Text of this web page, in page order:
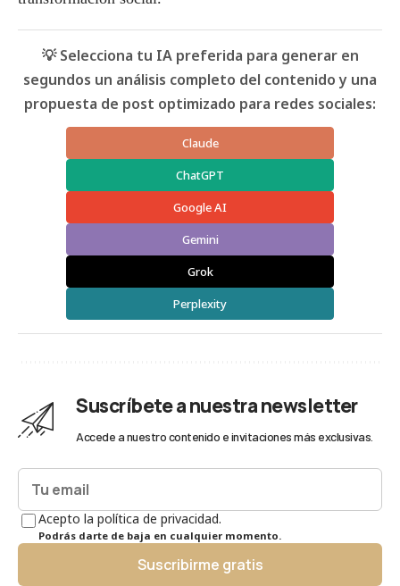
💡 Selecciona tu IA preferida para generar en
segundos un análisis completo del contenido y una
propuesta de post optimizado para redes sociales:
Claude
ChatGPT
Google AI
Gemini
Grok
Perplexity
Suscríbete a nuestra newsletter
Accede a nuestro contenido e invitaciones más exclusivas.
Acepto la política de privacidad.
Podrás darte de baja en cualquier momento.
Suscribirme gratis